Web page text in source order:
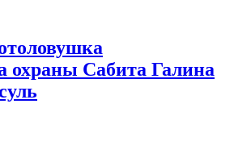
охраны Сабита Галина